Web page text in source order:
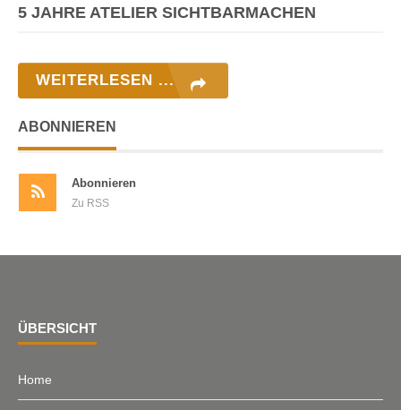
5 JAHRE ATELIER SICHTBARMACHEN
WEITERLESEN ...
ABONNIEREN
Abonnieren
Zu RSS
ÜBERSICHT
Home